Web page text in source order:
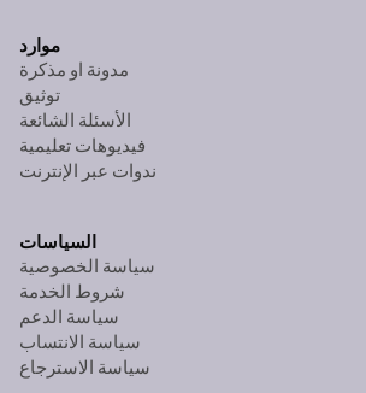
موارد
مدونة او مذكرة
توثيق
الأسئلة الشائعة
فيديوهات تعليمية
ندوات عبر الإنترنت
السياسات
سياسة الخصوصية
شروط الخدمة
سياسة الدعم
سياسة الانتساب
سياسة الاسترجاع